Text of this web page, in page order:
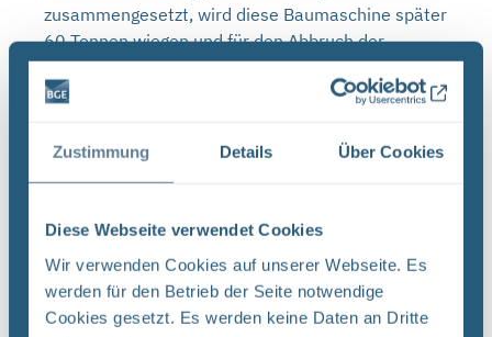
Zustimmung Details Über Cookies
Diese Webseite verwendet Cookies
Wir verwenden Cookies auf unserer Webseite. Es
werden für den Betrieb der Seite notwendige
Cookies gesetzt. Es werden keine Daten an Dritte
zusammengesetzt, wird diese Baumaschine später
60 Tonnen wiegen und für den Abbruch der
Verladeanlage eingesetzt. Bevor der Bagger seinen
Dienst aufnimmt, soll Anfang Oktober zunächst mit
Verladeanlage begonnen werden.
werden, entsteht an anderer Stelle Neues: Etwa
war früher die Informationsstelle des
Bundesamtes für Strahlenschutz untergebracht.
Die Bauarbeiten am Parkplatz in unmittelbarer